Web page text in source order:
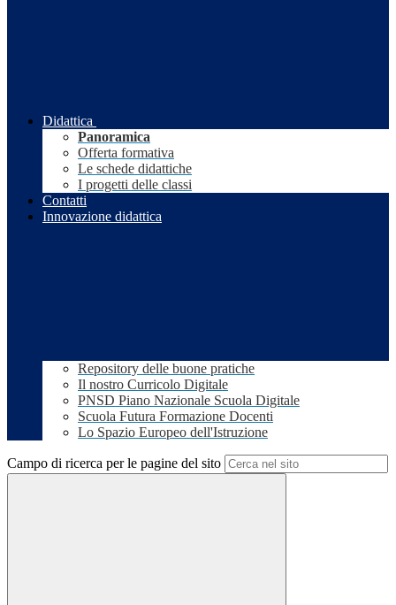
Didattica
Panoramica
Offerta formativa
Le schede didattiche
I progetti delle classi
Contatti
Innovazione didattica
Repository delle buone pratiche
Il nostro Curricolo Digitale
PNSD Piano Nazionale Scuola Digitale
Scuola Futura Formazione Docenti
Lo Spazio Europeo dell'Istruzione
Campo di ricerca per le pagine del sito